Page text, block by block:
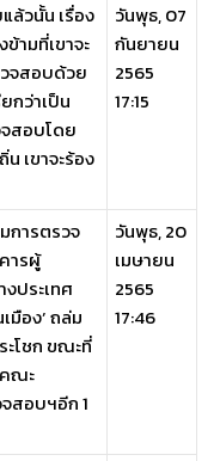
วนั้น เรื่อง
ามที่เขาจะ
จสอบด้วย
กว่าเป็น
สอบโดย
เขาจะร้อง
วันพุธ, 07
กันยายน
2565
17:15
การตรวจ
ารผู้
ประเทศ
มือง’ ถล่ม
โชก ขณะที่
ณะ
สอบฯอีก 1
วันพุธ, 20
เมษายน
2565
17:46